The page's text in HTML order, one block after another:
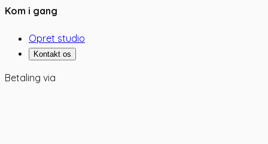
Kom i gang
Opret studio
Kontakt os
Betaling via